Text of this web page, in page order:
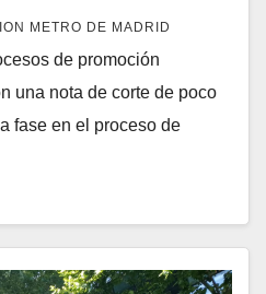
METRO DE MADRID
de promoción
una nota de corte de poco
fase en el proceso de